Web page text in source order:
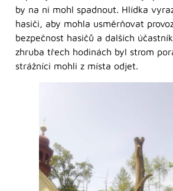
by na ni mohl spadnout. Hlídka
hasiči, aby mohla usměrňovat
bezpečnost hasičů a dalších
zhruba třech hodinách byl strom
strážníci mohli z místa odjet.